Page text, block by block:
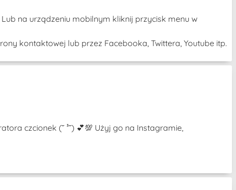
na urządzeniu mobilnym kliknij przycisk menu w
kontaktowej lub przez Facebooka, Twittera, Youtube itp.
czcionek (˘ ³˘) 💕💯 Użyj go na Instagramie,